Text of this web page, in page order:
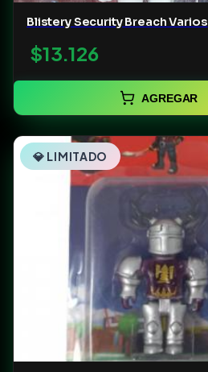
Blistery Security Breach Varios
$13.126
AGREGAR
💎 LIMITADO